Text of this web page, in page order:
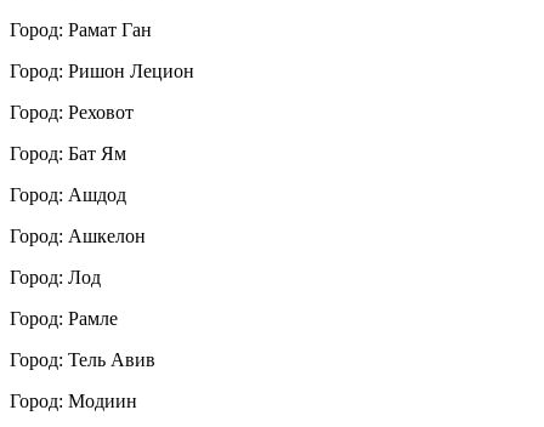
Город: Рамат Ган
Город: Ришон Лецион
Город: Реховот
Город: Бат Ям
Город: Ашдод
Город: Ашкелон
Город: Лод
Город: Рамле
Город: Тель Авив
Город: Модиин